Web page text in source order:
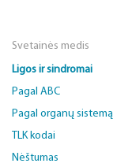
Svetainės medis
Ligos ir sindromai
Pagal ABC
Pagal organų sistemą
TLK kodai
Nėštumas